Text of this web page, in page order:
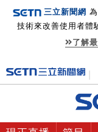
三立新聞網
技術來改善使用者體
了解